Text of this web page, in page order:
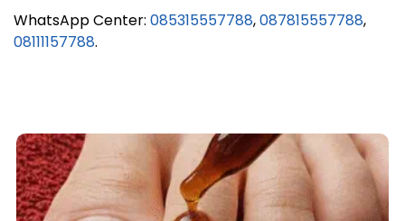
WhatsApp Center: 085315557788,087815557788,
08111157788.